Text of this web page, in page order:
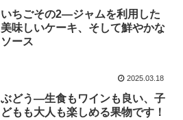
いちごその2―ジャムを利用した
美味しいケーキ、そして鮮やかな
ソース
2025.03.18
ぶどう―生食もワインも良い、子
どもも大人も楽しめる果物です！